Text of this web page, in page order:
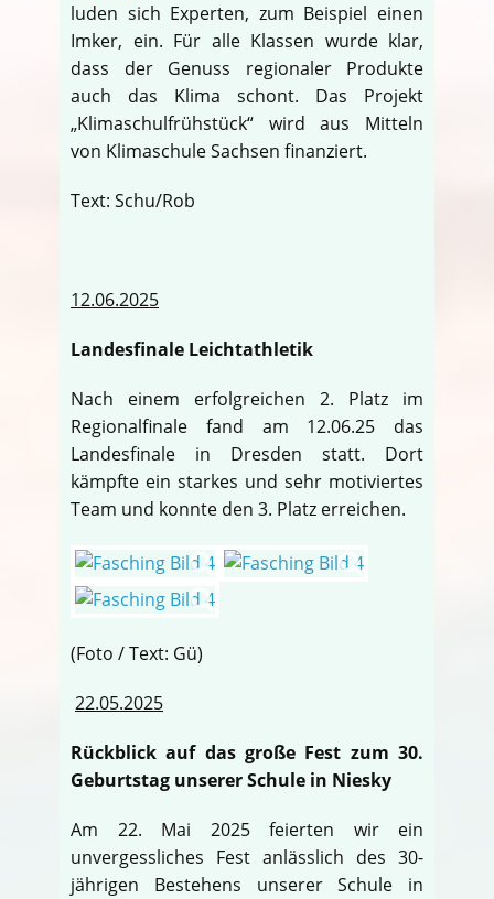
luden sich Experten, zum Beispiel einen
Imker, ein. Für alle Klassen wurde klar,
dass der Genuss regionaler Produkte
auch das Klima schont. Das Projekt
„Klimaschulfrühstück“ wird aus Mitteln
von Klimaschule Sachsen finanziert.
Text: Schu/Rob
12.06.2025
Landesfinale Leichtathletik
Nach einem erfolgreichen 2. Platz im
Regionalfinale fand am 12.06.25 das
Landesfinale in Dresden statt. Dort
kämpfte ein starkes und sehr motiviertes
Team und konnte den 3. Platz erreichen.
(Foto / Text: Gü)
22.05.2025
Rückblick auf das große Fest zum 30.
Geburtstag unserer Schule in Niesky
Am 22. Mai 2025 feierten wir ein
unvergessliches Fest anlässlich des 30-
jährigen Bestehens unserer Schule in